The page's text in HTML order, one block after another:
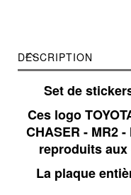
DESCRIPTION
Set de
Ces logo
CHASER - MR2
reproduits aux
La plaque